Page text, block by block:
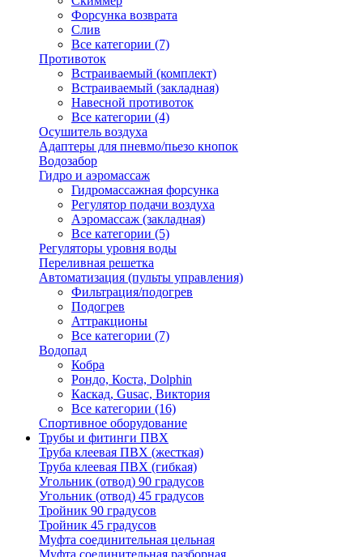
Форсунка возврата
Слив
Все категории (7)
Противоток
Встраиваемый (комплект)
Встраиваемый (закладная)
Навесной противоток
Все категории (4)
Осушитель воздуха
Адаптеры для пневмо/пьезо кнопок
Водозабор
Гидро и аэромассаж
Гидромассажная форсунка
Регулятор подачи воздуха
Аэромассаж (закладная)
Все категории (5)
Регуляторы уровня воды
Переливная решетка
Автоматизация (пульты управления)
Фильтрация/подогрев
Подогрев
Аттракционы
Все категории (7)
Водопад
Кобра
Рондо, Коста, Dolphin
Каскад, Gusac, Виктория
Все категории (16)
Спортивное оборудование
Трубы и фитинги ПВХ
Труба клеевая ПВХ (жесткая)
Труба клеевая ПВХ (гибкая)
Угольник (отвод) 90 градусов
Угольник (отвод) 45 градусов
Тройник 90 градусов
Тройник 45 градусов
Муфта соединительная цельная
Муфта соединительная разборная